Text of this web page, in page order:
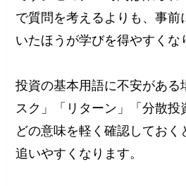
で質問を考えるよりも、事前
いたほうが学びを得やすくな
投資の基本用語に不安がある
スク」「リターン」「分散投
どの意味を軽く確認しておく
追いやすくなります。